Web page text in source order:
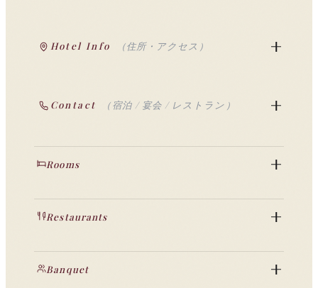
Hotel Info （住所・アクセス）
Contact （宿泊 / 宴会 / レストラン）
Rooms
Restaurants
Banquet